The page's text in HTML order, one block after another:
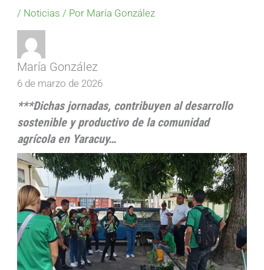
/ Noticias / Por María González
María González
6 de marzo de 2026
***Dichas jornadas, contribuyen al desarrollo
sostenible y productivo de la comunidad
agrícola en Yaracuy…